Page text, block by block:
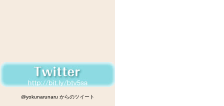
@yokunarunaru からのツイート